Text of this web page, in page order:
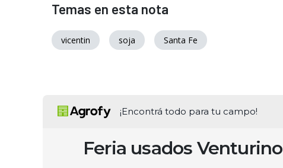
Temas en esta nota
vicentin soja Santa Fe
¡Encontrá todo para tu campo!
Feria usados Venturino